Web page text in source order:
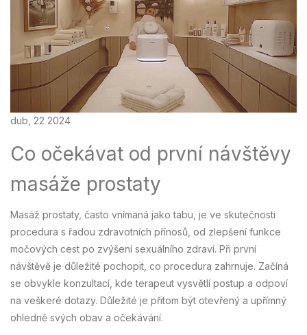
dub, 22 2024
Co očekávat od první návštěvy
masáže prostaty
Masáž prostaty, často vnímaná jako tabu, je ve skutečnosti
procedura s řadou zdravotních přínosů, od zlepšení funkce
močových cest po zvýšení sexuálního zdraví. Při první
návštěvě je důležité pochopit, co procedura zahrnuje. Začíná
se obvykle konzultací, kde terapeut vysvětlí postup a odpoví
na veškeré dotazy. Důležité je přitom být otevřený a upřímný
ohledně svých obav a očekávání.